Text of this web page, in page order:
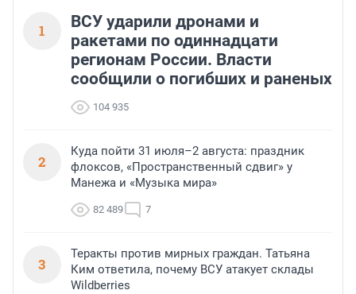
1
ВСУ ударили дронами и
ракетами по одиннадцати
регионам России. Власти
сообщили о погибших и раненых
104 935
2
Куда пойти 31 июля–2 августа: праздник
флоксов, «Пространственный сдвиг» у
Манежа и «Музыка мира»
82 489 7
3
Теракты против мирных граждан. Татьяна
Ким ответила, почему ВСУ атакует склады
Wildberries